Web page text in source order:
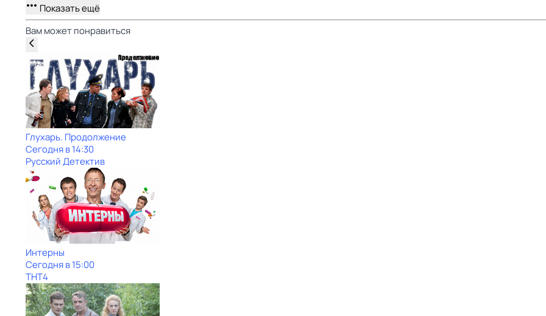
Показать ещё
Вам может понравиться
Глухарь. Продолжение
Сегодня в 14:30
Русский Детектив
Интерны
Сегодня в 15:00
ТНТ4